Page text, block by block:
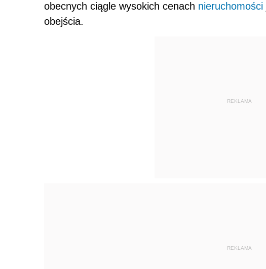
obecnych ciągle wysokich cenach nieruchomości
obejścia.
REKLAMA
REKLAMA